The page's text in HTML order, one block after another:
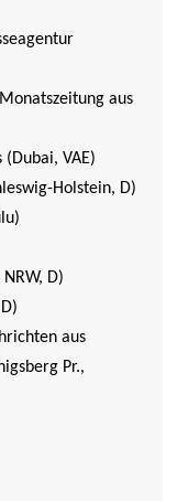
aus
VAE)
Holstein, D)
D)
aus
Pr.,